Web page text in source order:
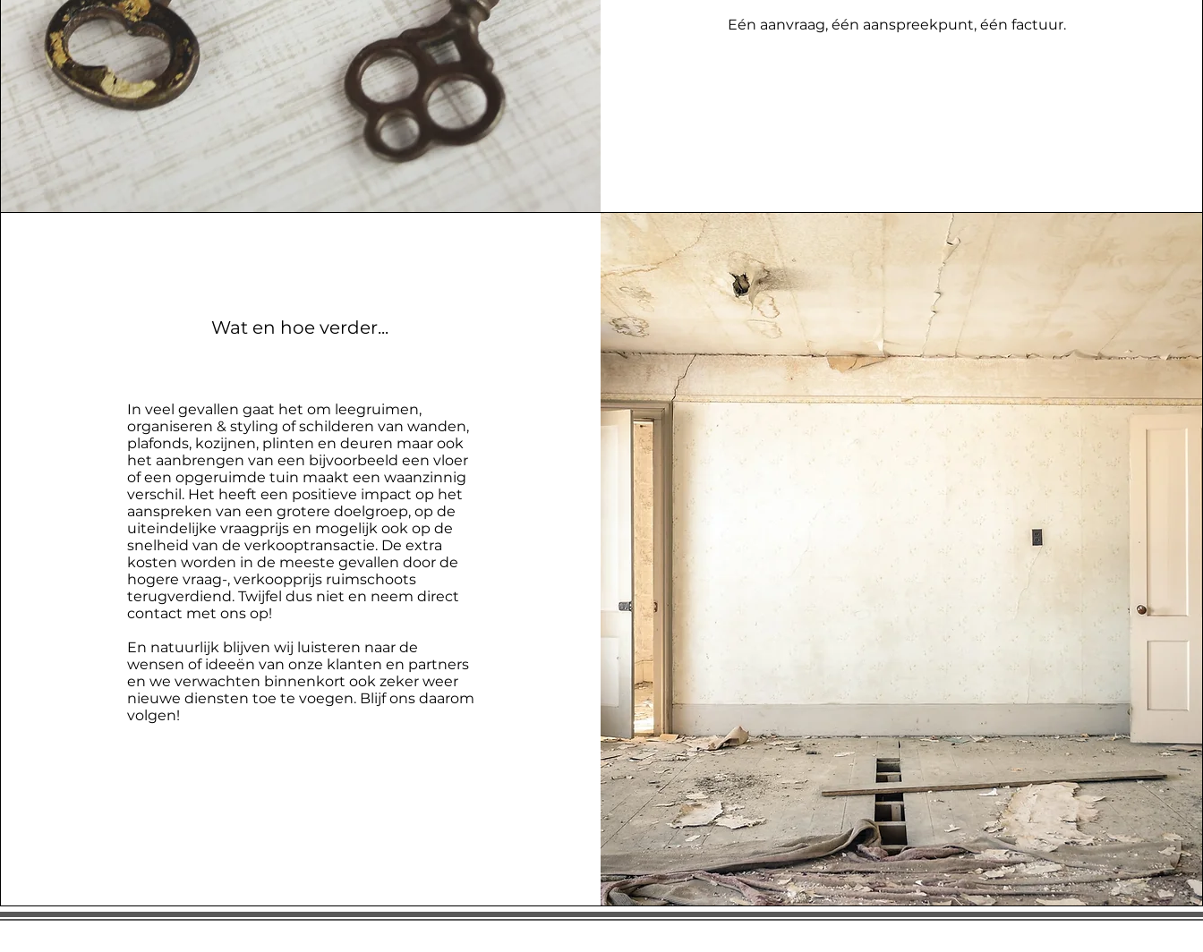
Eén aanvraag, één aanspreekpunt, één factuur.
Wat en hoe verder...
In veel gevallen gaat het om leegruimen,
organiseren & styling of schilderen van wanden,
plafonds, kozijnen, plinten en deuren maar ook
het aanbrengen van een bijvoorbeeld een vloer
of een opgeruimde tuin maakt een waanzinnig
verschil. Het heeft een positieve impact op het
aanspreken van een grotere doelgroep, op de
uiteindelijke vraagprijs en mogelijk ook op de
snelheid van de verkooptransactie. De extra
kosten worden in de meeste gevallen door de
hogere vraag-, verkoopprijs ruimschoots
terugverdiend. Twijfel dus niet en neem direct
contact met ons op!
En natuurlijk blijven wij luisteren naar de
wensen of ideeën van onze klanten en partners
en we verwachten binnenkort ook zeker weer
nieuwe diensten toe te voegen. Blijf ons daarom
volgen!